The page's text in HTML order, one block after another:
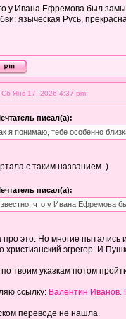
у Ивана Ефремова был
языческая Русь,
Янв 17, 2026 4:37 pm
писал(а):
я понимаю, тебе особенно
с таким названием. )
писал(а):
что у Ивана Ефремова
это. Но многие пытались
христианский эгрегор. И
твоим указкам потом
ссылку: Валентин Иванов.
переводе не нашла.